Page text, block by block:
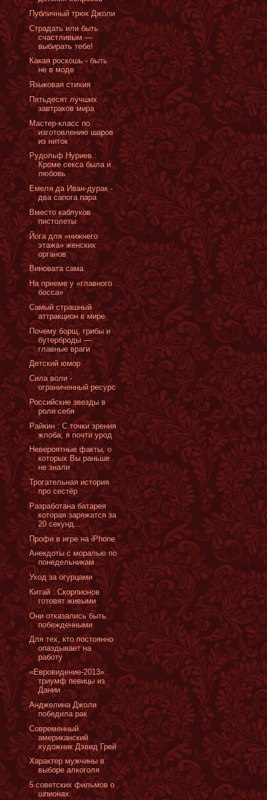
Публичный трюк Джоли
Страдать или быть
счастливым —
выбирать тебе!
Какая роскошь - быть
не в моде
Языковая стихия
Пятьдесят лучших
завтраков мира
Мастер-класс по
изготовлению шаров
из ниток
Рудольф Нуриев :
Кроме секса была и
любовь
Емеля да Иван-дурак -
два сапога пара
Вместо каблуков
пистолеты
Йога для «нижнего
этажа» женских
органов
Виновата сама
На приеме у «главного
босса»
Самый страшный
аттракцион в мире
Почему борщ, грибы и
бутерброды —
главные враги
Детский юмор
Сила воли -
ограниченный ресурс
Российские звезды в
роли себя
Райкин : С точки зрения
жлоба, я почти урод
Невероятные факты, о
которых Вы раньше
не знали
Трогательная история
про сестёр
Разработана батарея
которая заряжатся за
20 секунд...
Профи в игре на iPhone
Анекдоты с моралью по
понедельникам
Уход за огурцами
Китай : Скорпионов
готовят живыми
Они отказались быть
побежденными
Для тех, кто постоянно
опаздывает на
работу
«Евровидение-2013»:
триумф певицы из
Дании
Анджелина Джоли
победила рак
Cовременный
американский
художник Дэвид Грей
Характер мужчины в
выборе алкоголя
5 советских фильмов о
шпионах